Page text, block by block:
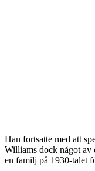
Han fortsatte med att
Williams dock något av
en familj på 1930-talet